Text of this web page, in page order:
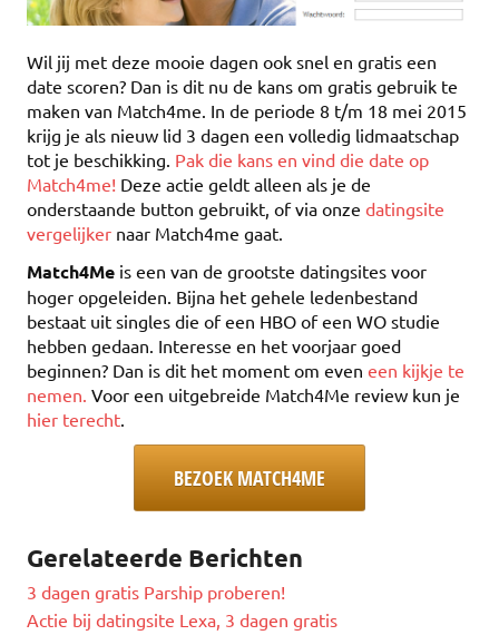
Wil jij met deze mooie dagen ook snel en gratis een
date scoren? Dan is dit nu de kans om gratis gebruik te
maken van Match4me. In de periode 8 t/m 18 mei 2015
krijg je als nieuw lid 3 dagen een volledig lidmaatschap
tot je beschikking. Pak die kans en vind die date op
Match4me! Deze actie geldt alleen als je de
onderstaande button gebruikt, of via onze datingsite
vergelijker naar Match4me gaat.
Match4Me is een van de grootste datingsites voor
hoger opgeleiden. Bijna het gehele ledenbestand
bestaat uit singles die of een HBO of een WO studie
hebben gedaan. Interesse en het voorjaar goed
beginnen? Dan is dit het moment om even een kijkje te
nemen. Voor een uitgebreide Match4Me review kun je
hier terecht
BEZOEK MATCH4ME
Gerelateerde Berichten
3 dagen gratis Parship proberen!
Actie bij datingsite Lexa, 3 dagen gratis